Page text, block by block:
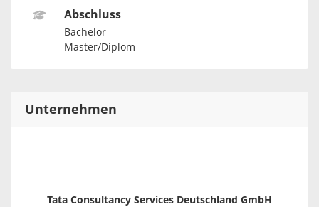
Abschluss
Bachelor
Master/Diplom
Unternehmen
Tata Consultancy Services Deutschland GmbH